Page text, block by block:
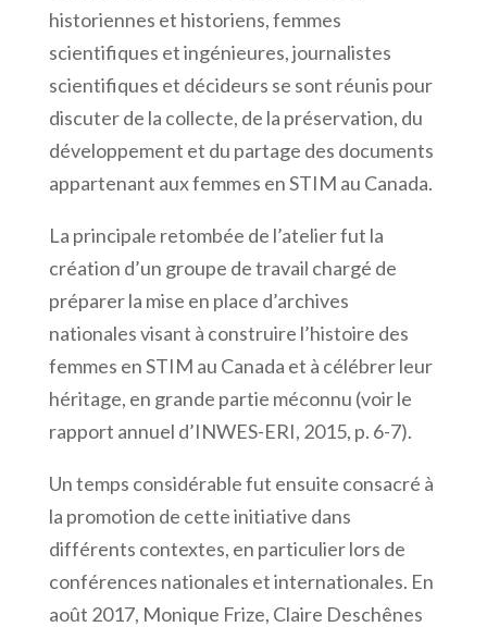
historiennes et historiens, femmes
scientifiques et ingénieures, journalistes
scientifiques et décideurs se sont réunis pour
discuter de la collecte, de la préservation, du
développement et du partage des documents
appartenant aux femmes en STIM au Canada.
La principale retombée de l’atelier fut la
création d’un groupe de travail chargé de
préparer la mise en place d’archives
nationales visant à construire l’histoire des
femmes en STIM au Canada et à célébrer leur
héritage, en grande partie méconnu (voir le
rapport annuel d’INWES-ERI, 2015, p. 6-7).
Un temps considérable fut ensuite consacré à
la promotion de cette initiative dans
différents contextes, en particulier lors de
conférences nationales et internationales. En
août 2017, Monique Frize, Claire Deschênes